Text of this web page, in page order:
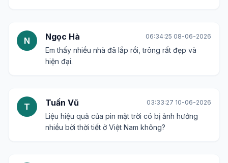
N Ngọc Hà 06:34:25 08-06-2026
Em thấy nhiều nhà đã lắp rồi, trông rất đẹp và
hiện đại.
T Tuấn Vũ 03:33:27 10-06-2026
Liệu hiệu quả của pin mặt trời có bị ảnh hưởng
nhiều bởi thời tiết ở Việt Nam không?